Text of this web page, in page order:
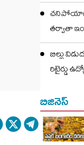
తర్వాతా
బిల్లు
రిటైర్డు
బిజినెస్